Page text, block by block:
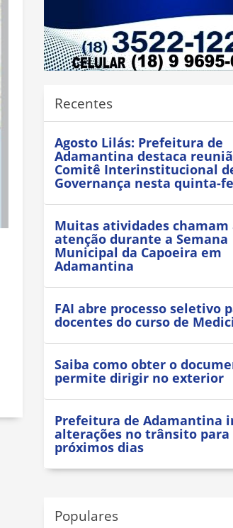
Recentes
Agosto Lilás: Prefeitura de
Adamantina destaca
Comitê Interinstitucional
Governança nesta quinta-
Muitas atividades chamam
atenção durante a Semana
Municipal da Capoeira em
Adamantina
FAI abre processo seletivo
docentes do curso de
Saiba como obter o
permite dirigir no exterior
Prefeitura de Adamantina
alterações no trânsito para
próximos dias
Populares